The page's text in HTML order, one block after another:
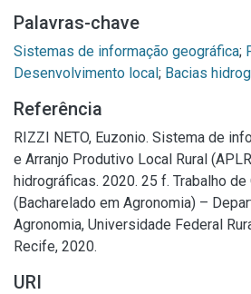
Palavras-chave
Sistemas de informação geográfica;
Desenvolvimento local; Bacias
Referência
RIZZI NETO, Euzonio. Sistema de
e Arranjo Produtivo Local Rural
hidrográficas. 2020. 25 f. Trabalho
(Bacharelado em Agronomia) –
Agronomia, Universidade Federal
Recife, 2020.
URI